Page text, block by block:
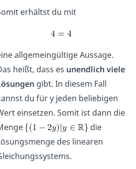
erhältst du mit
allgemeingültige Aussage.
heißt, dass es unendlich viele
gibt. In diesem Fall
du für y jeden beliebigen
einsetzen. Somit ist dann die
die
des linearen